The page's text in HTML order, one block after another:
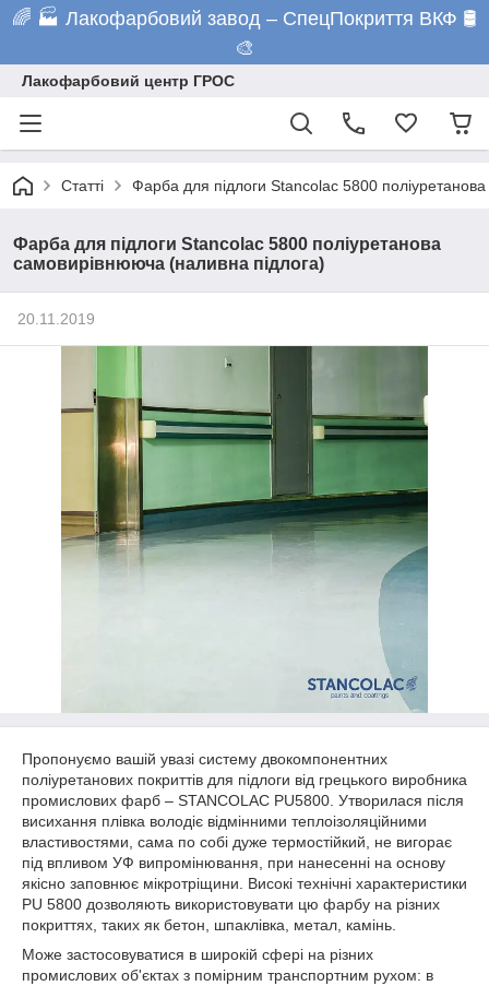
🌈 🏭 Лакофарбовий завод – СпецПокриття ВКФ 🛢️
🎨
Лакофарбовий центр ГРОС
Статті Фарба для підлоги Stancolac 5800
Фарба для підлоги Stancolac 5800 поліуретанова
самовирівнююча (наливна підлога)
20.11.2019
Пропонуємо вашій увазі систему двокомпонентних
поліуретанових покриттів для підлоги від грецького виробника
промислових фарб – STANCOLAC PU5800. Утворилася після
висихання плівка володіє відмінними теплоізоляційними
властивостями, сама по собі дуже термостійкий, не вигорає
під впливом УФ випромінювання, при нанесенні на основу
якісно заповнює мікротріщини. Високі технічні характеристики
PU 5800 дозволяють використовувати цю фарбу на різних
покриттях, таких як бетон, шпаклівка, метал, камінь.
Може застосовуватися в широкій сфері на різних
промислових об'єктах з помірним транспортним рухом: в